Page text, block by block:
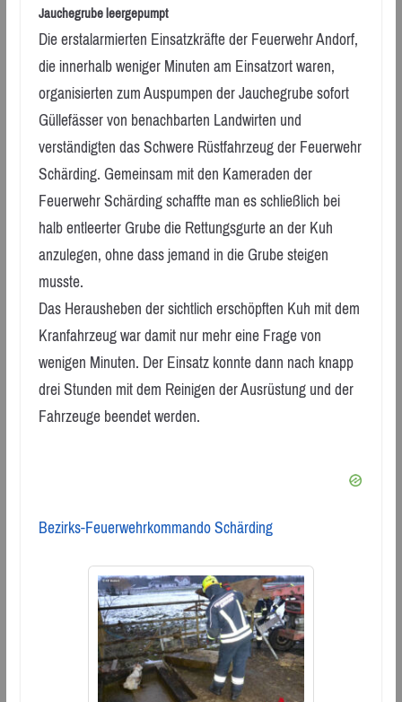
Jauchegrube leergepumpt
Die erstalarmierten Einsatzkräfte der Feuerwehr Andorf,
die innerhalb weniger Minuten am Einsatzort waren,
organisierten zum Auspumpen der Jauchegrube sofort
Güllefässer von benachbarten Landwirten und
verständigten das Schwere Rüstfahrzeug der Feuerwehr
Schärding. Gemeinsam mit den Kameraden der
Feuerwehr Schärding schaffte man es schließlich bei
halb entleerter Grube die Rettungsgurte an der Kuh
anzulegen, ohne dass jemand in die Grube steigen
musste.
Das Herausheben der sichtlich erschöpften Kuh mit dem
Kranfahrzeug war damit nur mehr eine Frage von
wenigen Minuten. Der Einsatz konnte dann nach knapp
drei Stunden mit dem Reinigen der Ausrüstung und der
Fahrzeuge beendet werden.
Bezirks-Feuerwehrkommando Schärding